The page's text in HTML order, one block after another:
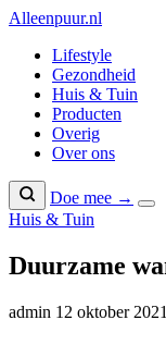
Naar
Alleenpuur.nl
Lifestyle
Gezondheid
Huis & Tuin
Producten
Overig
Over ons
Doe mee →
Huis & Tuin
Duurzame
admin 12 oktober 2021